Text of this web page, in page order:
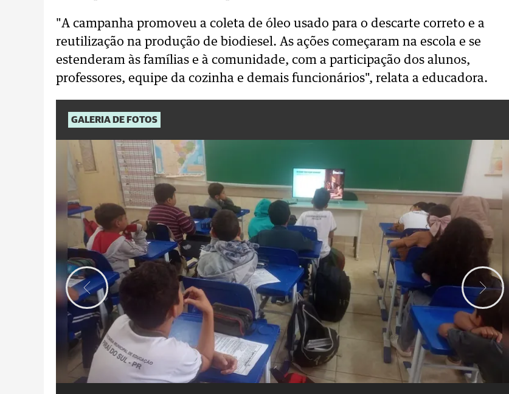
"A campanha promoveu a coleta de óleo usado para o descarte correto e a
reutilização na produção de biodiesel. As ações começaram na escola e se
estenderam às famílias e à comunidade, com a participação dos alunos,
professores, equipe da cozinha e demais funcionários", relata a educadora.
GALERIA DE FOTOS